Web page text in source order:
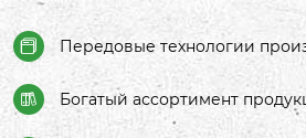
оптимизируется. Что касается
строгие процедуры
система обеспечения
качество продукции.
разнообразна, охватывает
 Передовые технологии
 Богатый ассортимент